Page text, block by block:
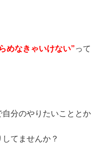
めなきゃいけない”って
分のやりたいこととか
てませんか？